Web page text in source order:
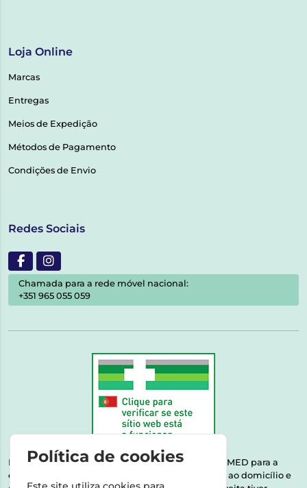
Loja Online
Marcas
Entregas
Meios de Expedição
Métodos de Pagamento
Condições de Envio
Redes Sociais
Chamada para a rede móvel nacional:
+351 965 055 059
Esta farmácia encontra-se autorizada pelo INFARMED para a
dispensa de medicamentos e produtos de saúde ao domicílio e
Política de cookies